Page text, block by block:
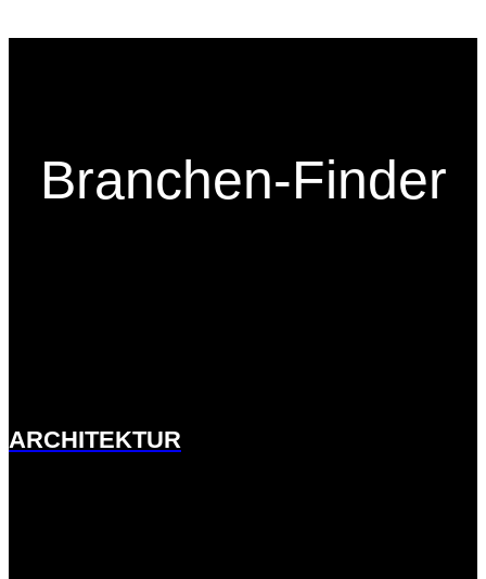
Branchen-Finder
ARCHITEKTUR